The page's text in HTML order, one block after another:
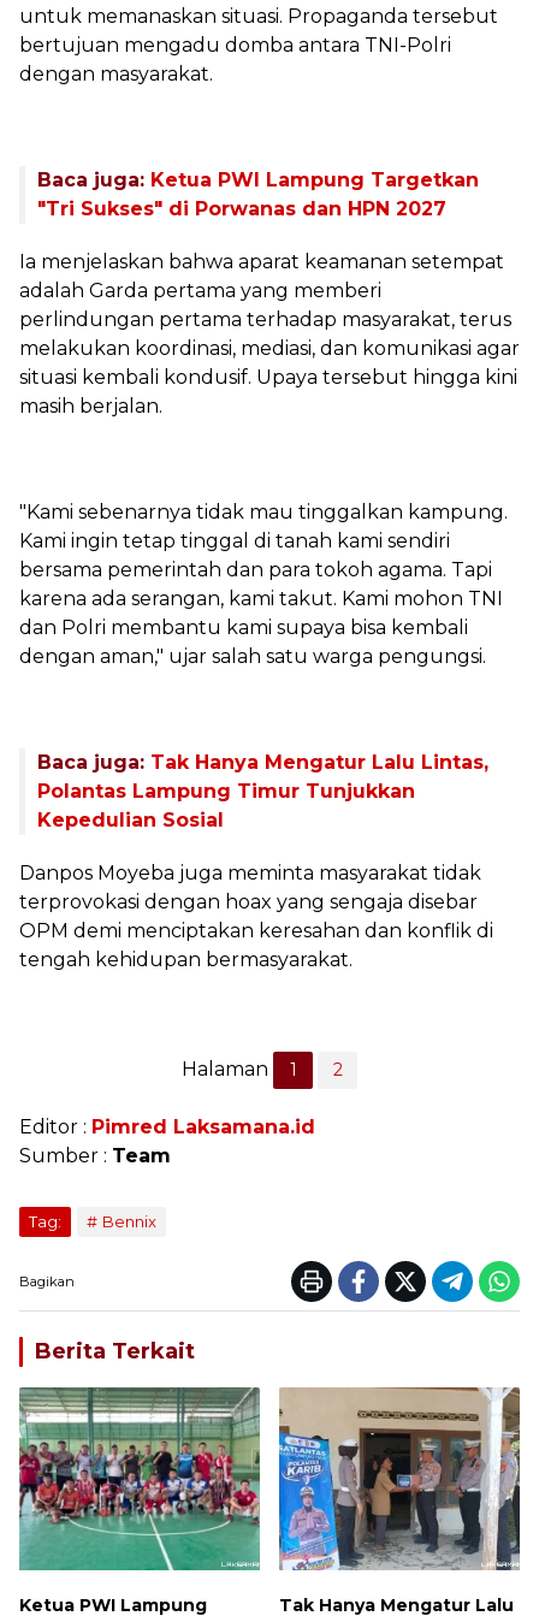
untuk memanaskan situasi. Propaganda tersebut
bertujuan mengadu domba antara TNI-Polri
dengan masyarakat.
Baca juga: Ketua PWI Lampung Targetkan
"Tri Sukses" di Porwanas dan HPN 2027
‎Ia menjelaskan bahwa aparat keamanan setempat
adalah Garda pertama yang memberi
perlindungan pertama terhadap masyarakat, terus
melakukan koordinasi, mediasi, dan komunikasi agar
situasi kembali kondusif. Upaya tersebut hingga kini
masih berjalan.
‎"Kami sebenarnya tidak mau tinggalkan kampung.
Kami ingin tetap tinggal di tanah kami sendiri
bersama pemerintah dan para tokoh agama. Tapi
karena ada serangan, kami takut. Kami mohon TNI
dan Polri membantu kami supaya bisa kembali
dengan aman," ujar salah satu warga pengungsi.
Baca juga: Tak Hanya Mengatur Lalu Lintas,
Polantas Lampung Timur Tunjukkan
Kepedulian Sosial
‎Danpos Moyeba juga meminta masyarakat tidak
terprovokasi dengan hoax yang sengaja disebar
OPM demi menciptakan keresahan dan konflik di
tengah kehidupan bermasyarakat.
Halaman 1 2
Editor : Pimred Laksamana.id
Sumber : Team
Tag: Bennix
Bagikan
Berita Terkait
Ketua PWI Lampung Tak Hanya Mengatur Lalu